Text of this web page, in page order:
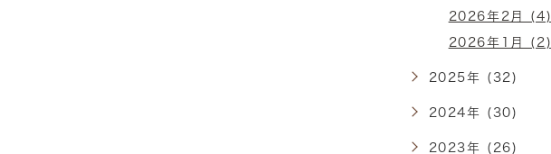
2026年2月 (4)
2026年1月 (2)
2025年 (32)
2024年 (30)
2023年 (26)